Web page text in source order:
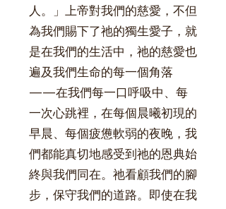
人。」上帝對我們的慈愛，不但
為我們賜下了祂的獨生愛子，就
是在我們的生活中，祂的慈愛也
遍及我們生命的每一個角落
——在我們每一口呼吸中、每
一次心跳裡，在每個晨曦初現的
早晨、每個疲憊軟弱的夜晚，我
們都能真切地感受到祂的恩典始
終與我們同在。祂看顧我們的腳
步，保守我們的道路。即使在我